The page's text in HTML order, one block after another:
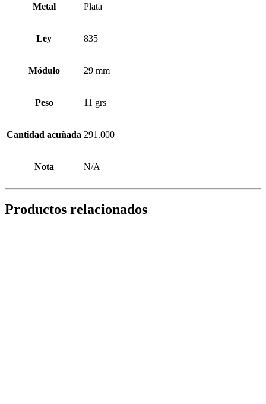
Metal Plata
Ley 835
Módulo 29 mm
Peso 11 grs
Cantidad acuñada 291.000
Nota N/A
Productos relacionados